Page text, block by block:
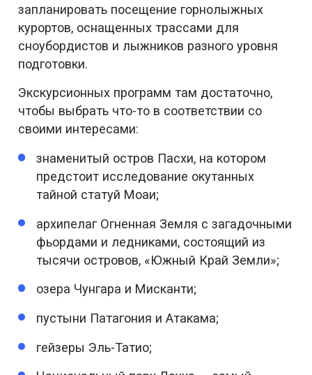
запланировать посещение горнолыжных
курортов, оснащенных трассами для
сноубордистов и лыжников разного уровня
подготовки.
Экскурсионных программ там достаточно,
чтобы выбрать что-то в соответствии со
своими интересами:
знаменитый остров Пасхи, на котором
предстоит исследование окутанных
тайной статуй Моаи;
архипелаг Огненная Земля с загадочными
фьордами и ледниками, состоящий из
тысячи островов, «Южный Край Земли»;
озера Чунгара и Мисканти;
пустыни Патагония и Атакама;
гейзеры Эль-Татио;